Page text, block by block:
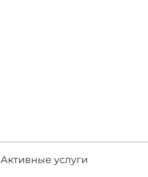
Активные услуги